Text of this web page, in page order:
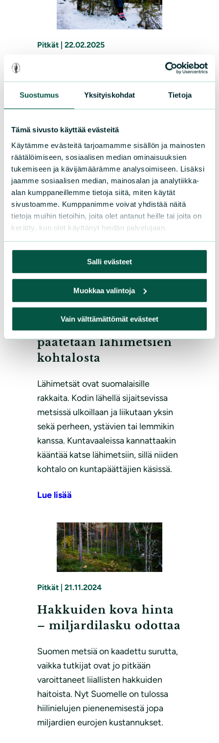
Suostumus Yksityiskohdat Tietoja
Tämä sivusto käyttää evästeitä
Käytämme evästeitä tarjoamamme sisällön ja mainosten
räätälöimiseen, sosiaalisen median ominaisuuksien
tukemiseen ja kävijämäärämme analysoimiseen. Lisäksi
jaamme sosiaalisen median, mainosalan ja analytiikka-
alan kumppaneillemme tietoja siitä, miten käytät
sivustoamme. Kumppanimme voivat yhdistää näitä
tietoja muihin tietoihin, joita olet antanut heille tai joita on
kerätty, kun olet käyttänyt heidän palvelujaan.
Salli evästeet
Muokkaa valintoja
Vain välttämättömät evästeet
Pitkät 22.02.2025
Kun maailma ympärillä huojuu, metsä
tarjoaa ihmisille turvaa ja lohtua.
sellaisia solmuja, joiden kuristuksessa
ainoat toivonpilkahdukset löytyvät
metsästä.
Lue lisää
Pitkät | 21.02.2025
Kuntavaaleissa
päätetään lähimetsien
kohtalosta
Lähimetsät ovat suomalaisille
rakkaita. Kodin lähellä sijaitsevissa
metsissä ulkoillaan ja liikutaan yksin
sekä perheen, ystävien tai lemmikin
kanssa. Kuntavaaleissa kannattaakin
kääntää katse lähimetsiin, sillä niiden
kohtalo on kuntapäättäjien käsissä.
Lue lisää
Pitkät 21.11.2024
Hakkuiden kova hinta
– miljardilasku odottaa
Suomen metsiä on kaadettu surutta,
vaikka tutkijat ovat jo pitkään
varoittaneet liiallisten hakkuiden
haitoista. Nyt Suomelle on tulossa
hiilinielujen pienenemisestä jopa
miljardien eurojen kustannukset.